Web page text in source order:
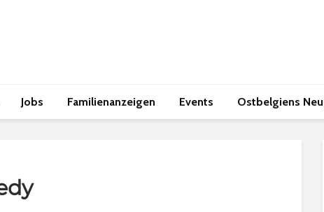
Jobs Familienanzeigen Events Ostbelgiens